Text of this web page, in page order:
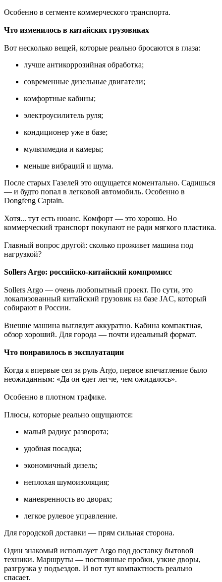
Особенно в сегменте коммерческого транспорта.
Что изменилось в китайских грузовиках
Вот несколько вещей, которые реально бросаются в глаза:
лучше антикоррозийная обработка;
современные дизельные двигатели;
комфортные кабины;
электроусилитель руля;
кондиционер уже в базе;
мультимедиа и камеры;
меньше вибраций и шума.
После старых Газелей это ощущается моментально. Садишься
— и будто попал в легковой автомобиль. Особенно в
Dongfeng Captain.
Хотя... тут есть нюанс. Комфорт — это хорошо. Но
коммерческий транспорт покупают не ради мягкого пластика.
Главный вопрос другой: сколько проживет машина под
нагрузкой?
Sollers Argo: российско-китайский компромисс
Sollers Argo — очень любопытный проект. По сути, это
локализованный китайский грузовик на базе JAC, который
собирают в России.
Внешне машина выглядит аккуратно. Кабина компактная,
обзор хороший. Для города — почти идеальный формат.
Что понравилось в эксплуатации
Когда я впервые сел за руль Argo, первое впечатление было
неожиданным: «Да он едет легче, чем ожидалось».
Особенно в плотном трафике.
Плюсы, которые реально ощущаются:
малый радиус разворота;
удобная посадка;
экономичный дизель;
неплохая шумоизоляция;
маневренность во дворах;
легкое рулевое управление.
Для городской доставки — прям сильная сторона.
Один знакомый использует Argo под доставку бытовой
техники. Маршруты — постоянные пробки, узкие дворы,
разгрузка у подъездов. И вот тут компактность реально
спасает.